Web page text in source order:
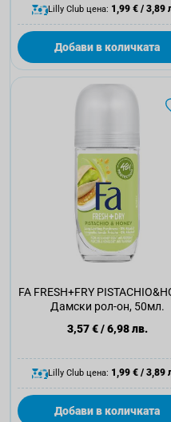
Lilly Club цена: 1,99 € / 3,89
Добави в количката
FA FRESH+FRY
Дамски рол-он, 50мл.
3,57 €/6,98 лв.
Lilly Club цена: 1,99 € / 3,89
Добави в количката